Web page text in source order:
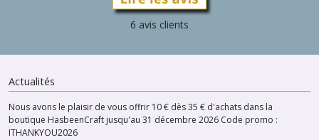
6 avis clients
Actualités
Nous avons le plaisir de vous offrir 10 € dès 35 € d'achats dans la
boutique HasbeenCraft jusqu'au 31 décembre 2026 Code promo :
ITHANKYOU2026